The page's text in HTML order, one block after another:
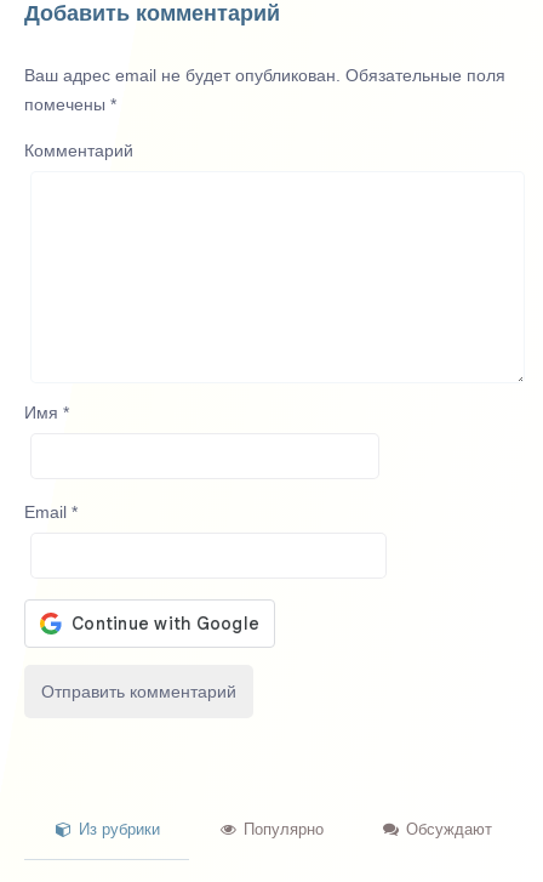
Добавить комментарий
Ваш адрес email не будет опубликован. Обязательные поля
помечены *
Комментарий
Имя *
Email *
Из рубрики Популярно Обсуждают